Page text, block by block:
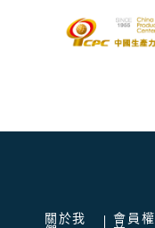
關於我
會員權